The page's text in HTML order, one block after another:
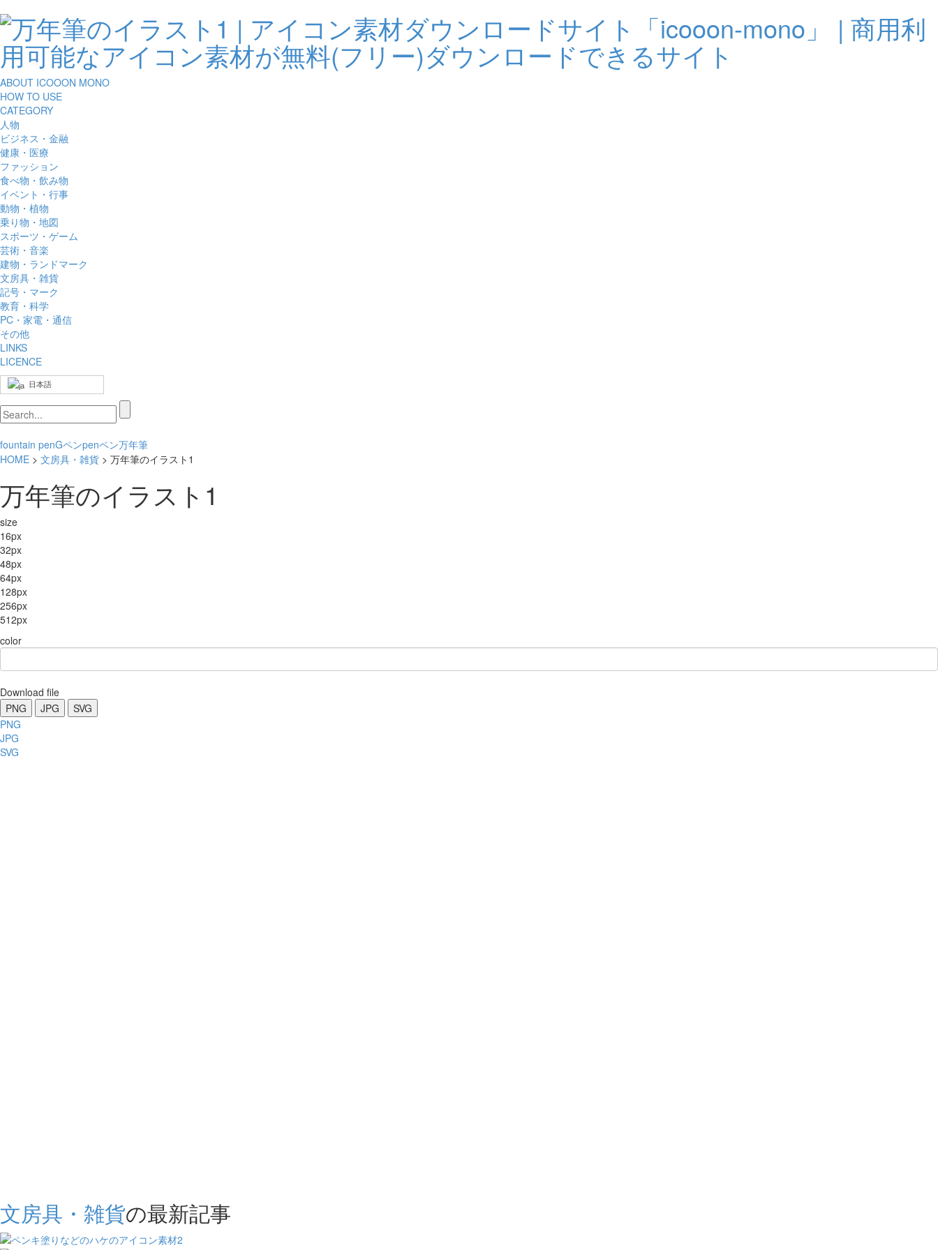
ABOUT ICOOON MONO
HOW TO USE
CATEGORY
人物
ビジネス・金融
健康・医療
ファッション
食べ物・飲み物
イベント・行事
動物・植物
乗り物・地図
スポーツ・ゲーム
芸術・音楽
建物・ランドマーク
文房具・雑貨
記号・マーク
教育・科学
PC・家電・通信
その他
LINKS
LICENCE
日本語
fountain penGペンpenペン万年筆
HOME > 文房具・雑貨 > 万年筆のイラスト1
万年筆のイラスト1
size
16px
32px
48px
64px
128px
256px
512px
color
Download file
PNG
JPG
SVG
PNG
JPG
SVG
文房具・雑貨の最新記事